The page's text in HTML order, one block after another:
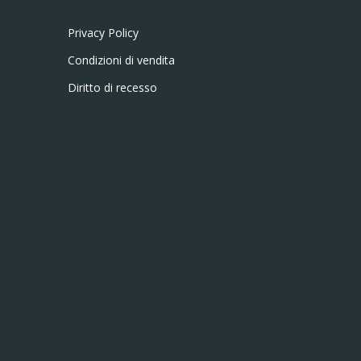
Privacy Policy
Condizioni di vendita
Diritto di recesso